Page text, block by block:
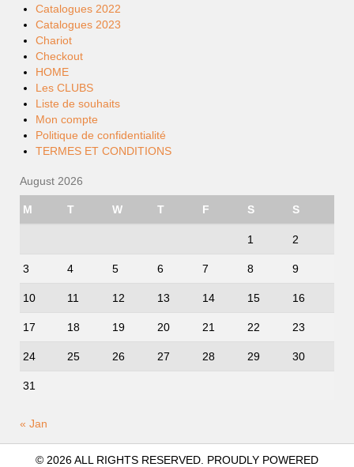
Catalogues 2022
Catalogues 2023
Chariot
Checkout
HOME
Les CLUBS
Liste de souhaits
Mon compte
Politique de confidentialité
TERMES ET CONDITIONS
August 2026
M T W T F S S
1 2
3 4 5 6 7 8 9
10 11 12 13 14 15 16
17 18 19 20 21 22 23
24 25 26 27 28 29 30
31
« Jan
© 2026 ALL RIGHTS RESERVED. PROUDLY POWERED